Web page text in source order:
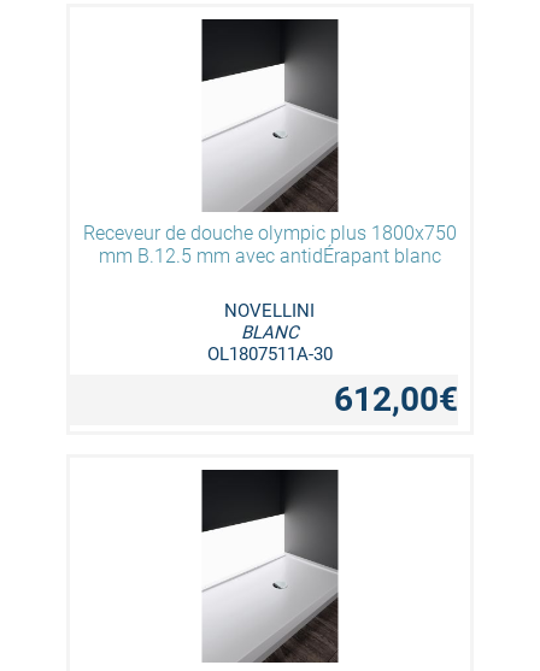
Receveur de douche olympic plus 1800x750
mm B.12.5 mm avec antidÉrapant blanc
NOVELLINI
BLANC
OL1807511A-30
612,00€